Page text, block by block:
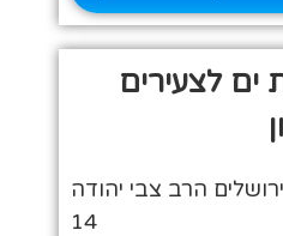
לצעירים
הרב צבי יהודה
14